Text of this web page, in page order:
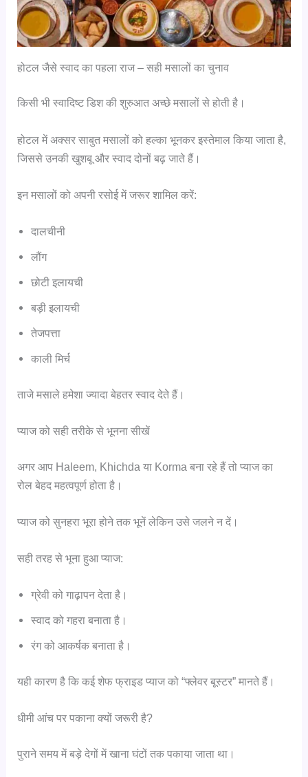
होटल जैसे स्वाद का पहला राज – सही मसालों का चुनाव
किसी भी स्वादिष्ट डिश की शुरुआत अच्छे मसालों से होती है।
होटल में अक्सर साबुत मसालों को हल्का भूनकर इस्तेमाल किया जाता है,
जिससे उनकी खुशबू और स्वाद दोनों बढ़ जाते हैं।
इन मसालों को अपनी रसोई में जरूर शामिल करें:
दालचीनी
लौंग
छोटी इलायची
बड़ी इलायची
तेजपत्ता
काली मिर्च
ताजे मसाले हमेशा ज्यादा बेहतर स्वाद देते हैं।
प्याज को सही तरीके से भूनना सीखें
अगर आप Haleem, Khichda या Korma बना रहे हैं तो प्याज का
रोल बेहद महत्वपूर्ण होता है।
प्याज को सुनहरा भूरा होने तक भूनें लेकिन उसे जलने न दें।
सही तरह से भूना हुआ प्याज:
ग्रेवी को गाढ़ापन देता है।
स्वाद को गहरा बनाता है।
रंग को आकर्षक बनाता है।
यही कारण है कि कई शेफ फ्राइड प्याज को “फ्लेवर बूस्टर” मानते हैं।
धीमी आंच पर पकाना क्यों जरूरी है?
पुराने समय में बड़े देगों में खाना घंटों तक पकाया जाता था।